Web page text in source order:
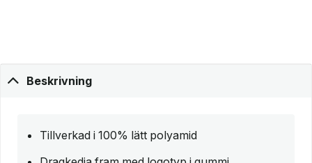
Beskrivning
Tillverkad i 100% lätt polyamid